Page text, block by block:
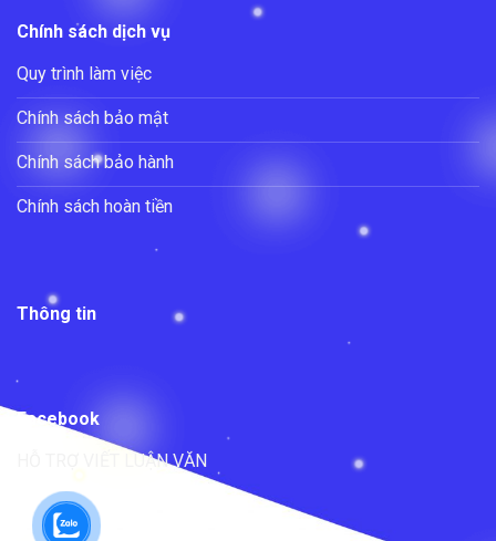
Chính sách dịch vụ
Quy trình làm việc
Chính sách bảo mật
Chính sách bảo hành
Chính sách hoàn tiền
Thông tin
Facebook
HỖ TRỢ VIẾT LUẬN VĂN